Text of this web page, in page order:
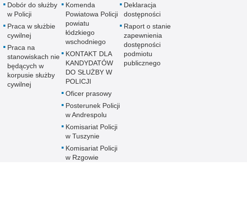
Dobór do służby
w Policji
Praca w służbie
cywilnej
Praca na
stanowiskach nie
będących w
korpusie służby
cywilnej
Komenda
Powiatowa Policji
powiatu
łódzkiego
wschodniego
KONTAKT DLA
KANDYDATÓW
DO SŁUŻBY W
POLICJI
Oficer prasowy
Posterunek Policji
w Andrespolu
Komisariat Policji
w Tuszynie
Komisariat Policji
w Rzgowie
Deklaracja
dostępności
Raport o stanie
zapewnienia
dostępności
podmiotu
publicznego